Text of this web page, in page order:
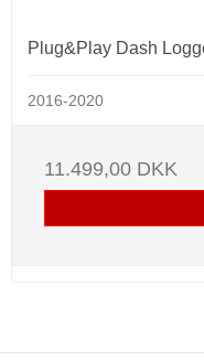
Plug&Play Dash
2016-2020
11.499,00 DKK